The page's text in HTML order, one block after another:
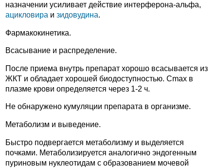
назначении усиливает действие интерферона-альфа,
ацикловира и зидовудина.
Фармакокинетика.
Всасывание и распределение.
После приема внутрь препарат хорошо всасывается из
ЖКТ и обладает хорошей биодоступностью. Cmax в
плазме крови определяется через 1-2 ч.
Не обнаружено кумуляции препарата в организме.
Метаболизм и выведение.
Быстро подвергается метаболизму и выделяется
почками. Метаболизируется аналогично эндогенным
пуриновым нуклеотидам с образованием мочевой